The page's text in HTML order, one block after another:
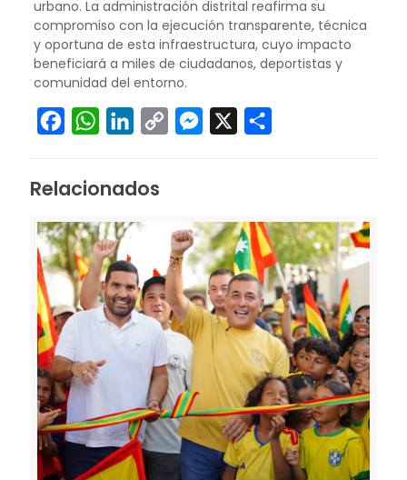
urbano. La administración distrital reafirma su
compromiso con la ejecución transparente, técnica
y oportuna de esta infraestructura, cuyo impacto
beneficiará a miles de ciudadanos, deportistas y
comunidad del entorno.
FacebookWhatsAppLinkedIn
Copy
Messenger
Relacionados